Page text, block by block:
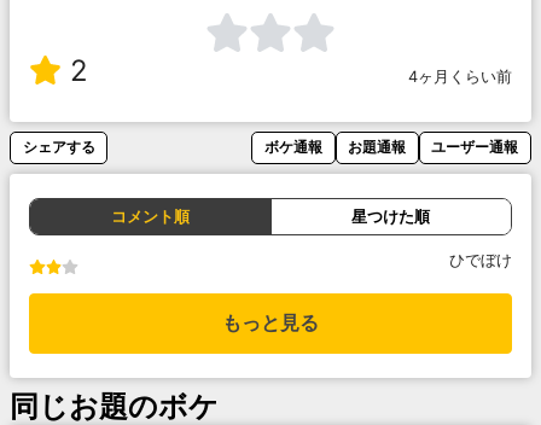
2 4ヶ月くらい前
シェアする ボケ通報 お題通報 ユーザー通報
コメント順 星つけた順
ひでぼけ
もっと見る
同じお題のボケ